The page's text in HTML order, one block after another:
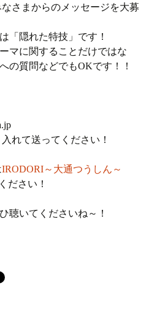
さまからのメッセージを大募
「隠れた特技」です！
マに関することだけではな
の質問などでもOKです！！
れて送ってください！
IRODORI～大通つうしん～
ださい！
聴いてくださいね～！